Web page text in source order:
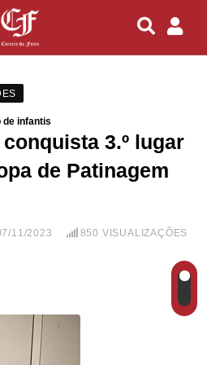
de infantis
3.º lugar
de Patinagem
11/2023 850 VISUALIZAÇÕES